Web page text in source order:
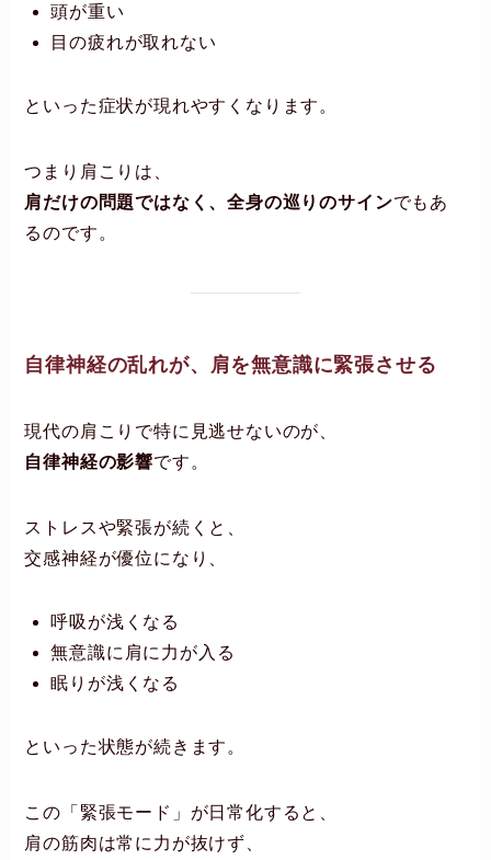
頭が重い
目の疲れが取れない
といった症状が現れやすくなります。
つまり肩こりは、
肩だけの問題ではなく、全身の巡りのサインでもあ
るのです。
自律神経の乱れが、肩を無意識に緊張させる
現代の肩こりで特に見逃せないのが、
自律神経の影響です。
ストレスや緊張が続くと、
交感神経が優位になり、
呼吸が浅くなる
無意識に肩に力が入る
眠りが浅くなる
といった状態が続きます。
この「緊張モード」が日常化すると、
肩の筋肉は常に力が抜けず、